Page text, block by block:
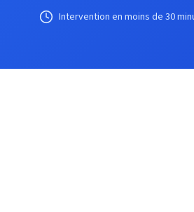
Intervention en moins de 30